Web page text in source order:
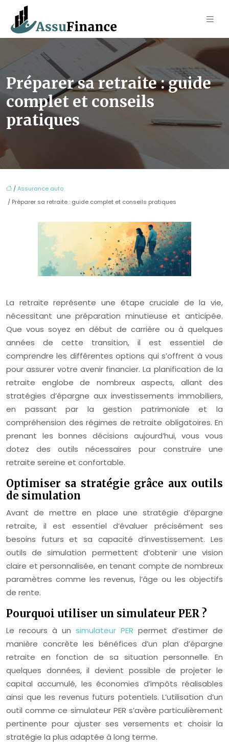
Préparer sa retraite : guide
complet et conseils
pratiques
/Assurance auto
/ Préparer sa retraite : guide complet et conseils pratiques
La retraite représente une étape cruciale de la vie,
nécessitant une préparation minutieuse et anticipée.
Que vous soyez en début de carrière ou à quelques
années de cette transition, il est essentiel de
comprendre les différentes options qui s’offrent à vous
pour assurer votre avenir financier. La planification de la
retraite englobe de nombreux aspects, allant des
stratégies d’épargne aux investissements immobiliers,
en passant par la gestion patrimoniale et la
compréhension des régimes de retraite obligatoires. En
prenant les bonnes décisions aujourd’hui, vous vous
dotez des outils nécessaires pour construire une
retraite sereine et confortable.
Optimiser sa stratégie grâce aux outils
de simulation
Avant de mettre en place une stratégie d’épargne
retraite, il est essentiel d’évaluer précisément ses
besoins futurs et sa capacité d’investissement. Les
outils de simulation permettent d’obtenir une vision
claire et personnalisée, en tenant compte de nombreux
paramètres comme les revenus, l’âge ou les objectifs
de rente.
Pourquoi utiliser un simulateur PER ?
Le recours à un simulateur PER permet d’estimer de
manière concrète les bénéfices d’un plan d’épargne
retraite en fonction de sa situation personnelle. En
quelques données, il devient possible de projeter le
capital accumulé, les économies d’impôts réalisables
ainsi que les revenus futurs potentiels. L’utilisation d’un
outil comme ce simulateur PER s’avère particulièrement
pertinente pour ajuster ses versements et choisir la
stratégie la plus adaptée à long terme.